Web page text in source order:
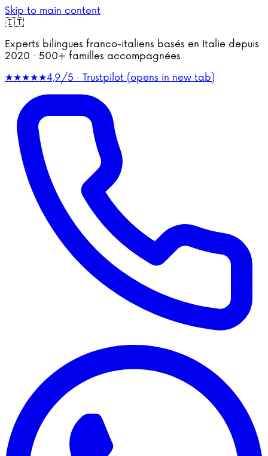
Skip to main content
🇮🇹
Experts bilingues franco-italiens basés en Italie depuis
2020 · 500+ familles accompagnées
★★★★★4,9/5 · Trustpilot (opens in new tab)